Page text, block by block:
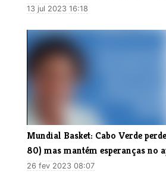
13 jul 2023 16:18
Mundial Basket: Cabo Verde
80) mas mantém esperanças no
26 fev 2023 08:07